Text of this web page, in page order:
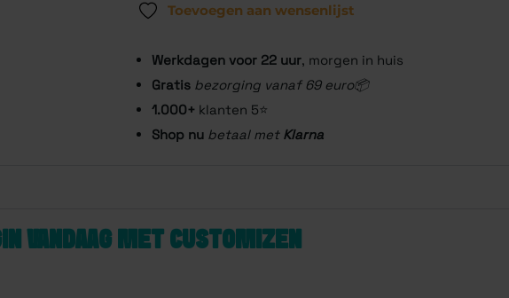
Toevoegen aan wensenlijst
Werkdagen voor 22 uur, morgen in huis
Gratis bezorging vanaf 69 euro📦
1.000+ klanten 5⭐️
Shop nu betaal met Klarna
VANDAAG MET CUSTOMIZEN